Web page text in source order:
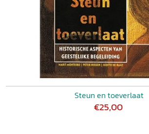
Steun en toeverlaat
€25,00